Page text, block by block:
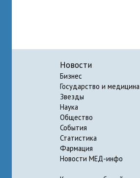
Новости
Бизнес
Государство и медицина
Звезды
Наука
Общество
События
Статистика
Фармация
Новости МЕД-инфо